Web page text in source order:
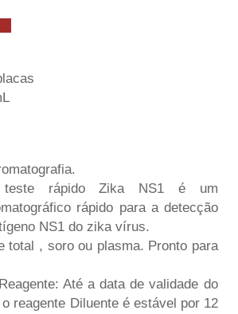
teste rápido Zika NS1 é um
rápido para a detecção
NS1 do zika vírus.
total , soro ou plasma. Pronto para
Até a data de validade do
reagente Diluente é estável por 12